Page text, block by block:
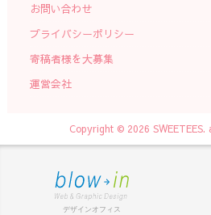
お問い合わせ
プライバシーポリシー
寄稿者様を大募集
運営会社
Copyright © 2026 SWEETEES.